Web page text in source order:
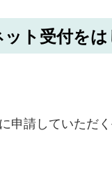
ト受付を
請していただく